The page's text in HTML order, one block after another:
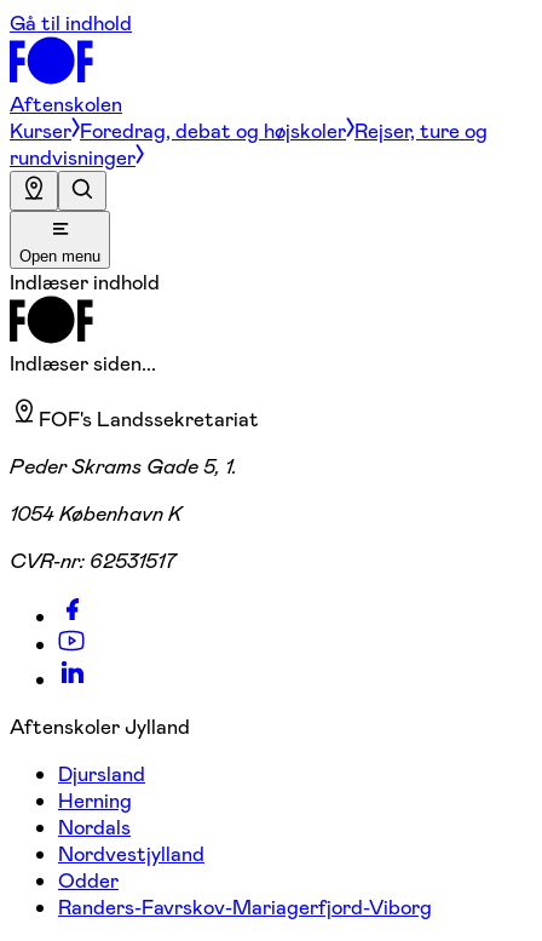
Gå til indhold
Aftenskolen
Kurser Foredrag, debat og højskoler Rejser, ture og
rundvisninger
Open menu
Indlæser indhold
Indlæser siden...
FOF's Landssekretariat
Peder Skrams Gade 5, 1.
1054 København K
CVR-nr: 62531517
Aftenskoler Jylland
Djursland
Herning
Nordals
Nordvestjylland
Odder
Randers-Favrskov-Mariagerfjord-Viborg